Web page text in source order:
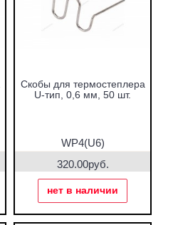
Скобы для термостеплера
U-тип, 0,6 мм, 50 шт.
WP4(U6)
320.00руб.
нет в наличии